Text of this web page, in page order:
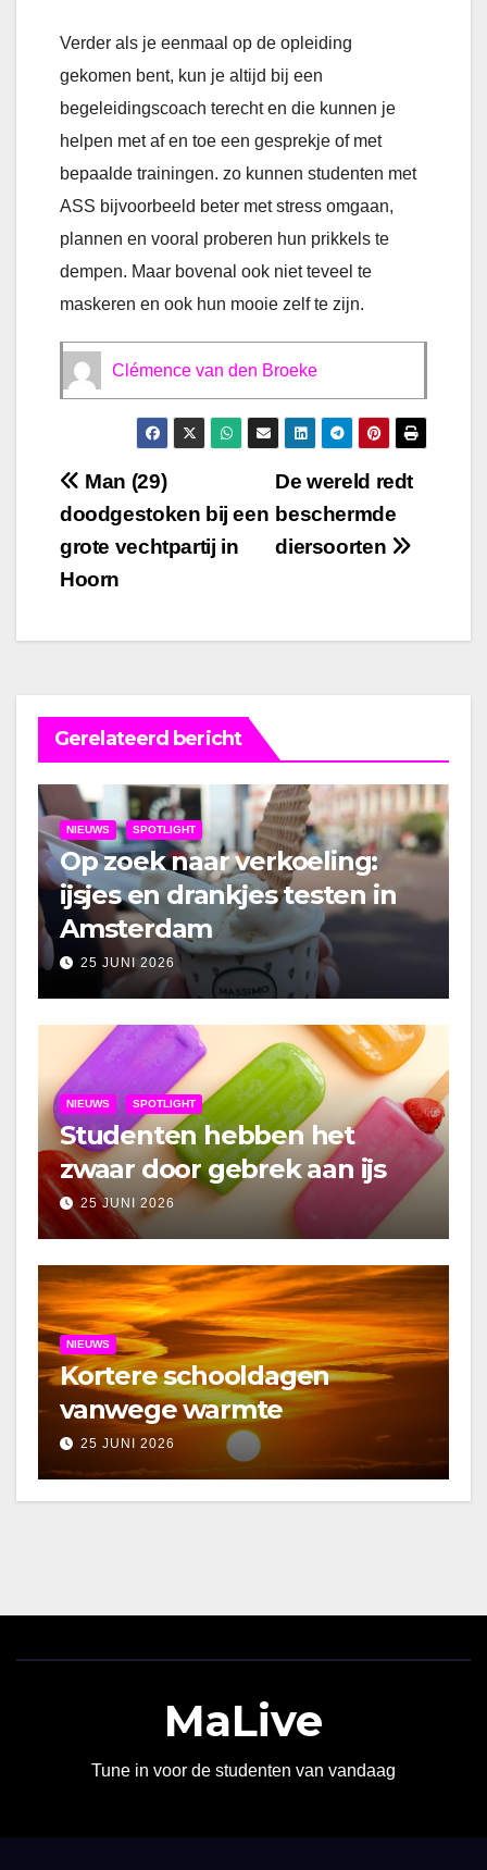
Verder als je eenmaal op de opleiding
gekomen bent, kun je altijd bij een
begeleidingscoach terecht en die kunnen je
helpen met af en toe een gesprekje of met
bepaalde trainingen. zo kunnen studenten met
ASS bijvoorbeeld beter met stress omgaan,
plannen en vooral proberen hun prikkels te
dempen. Maar bovenal ook niet teveel te
maskeren en ook hun mooie zelf te zijn.
Clémence van den Broeke
Bericht
navigatie
De wereld redt
beschermde
diersoorten
Man (29)
doodgestoken bij een
grote vechtpartij in
Hoorn
Gerelateerd bericht
NIEUWS SPOTLIGHT
Op zoek naar verkoeling:
ijsjes en drankjes testen in
Amsterdam
25 JUNI 2026
NIEUWS SPOTLIGHT
Studenten hebben het
zwaar door gebrek aan ijs
25 JUNI 2026
NIEUWS
Kortere schooldagen
vanwege warmte
25 JUNI 2026
MaLive
Tune in voor de studenten van vandaag